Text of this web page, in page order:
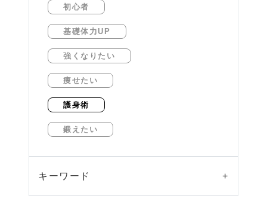
初心者
基礎体力UP
強くなりたい
痩せたい
護身術
鍛えたい
キーワード +